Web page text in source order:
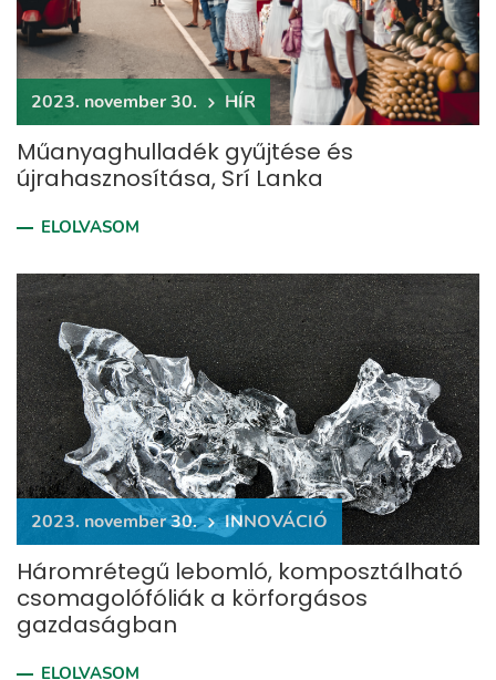
2023. november 30. HÍR
Műanyaghulladék gyűjtése és
újrahasznosítása, Srí Lanka
ELOLVASOM
2023. november 30. INNOVÁCIÓ
Háromrétegű lebomló, komposztálható
csomagolófóliák a körforgásos
gazdaságban
ELOLVASOM